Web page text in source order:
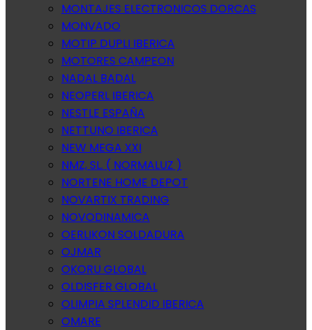
MONTAJES ELECTRONICOS DORCAS
MONVADO
MOTIP DUPLI IBERICA
MOTORES CAMPEON
NADAL BADAL
NEOPERL IBERICA
NESTLE ESPAÑA
NETTUNO IBERICA
NEW MEGA XXI
NMZ, SL. ( NORMALUZ )
NORTENE HOME DEPOT
NOVARTIX TRADING
NOVODINAMICA
OERLIKON SOLDADURA
OJMAR
OKORU GLOBAL
OLDISFER GLOBAL
OLIMPIA SPLENDID IBERICA
OMARE